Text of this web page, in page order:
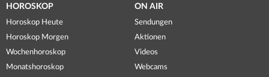
HOROSKOP
Horoskop Heute
Horoskop Morgen
Wochenhoroskop
Monatshoroskop
ON AIR
Sendungen
Aktionen
Videos
Webcams